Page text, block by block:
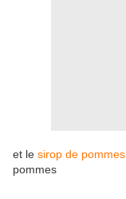
et le sirop de pommes
pommes